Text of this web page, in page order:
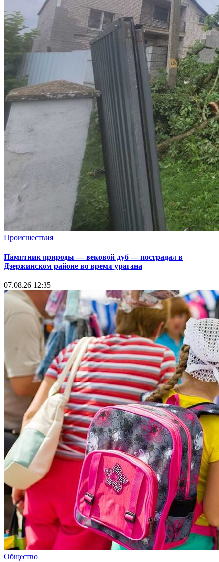
Происшествия
Памятник природы — вековой дуб — пострадал в
Дзержинском районе во время урагана
07.08.26 12:35
Общество